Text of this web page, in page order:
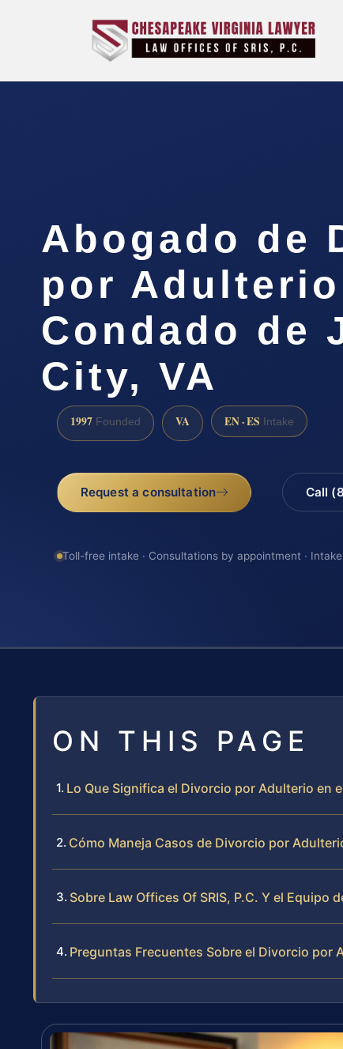
Abogado de
por
Condado de
City, VA
1997 Founded VA EN · ES Intake
Request a consultation Call
Toll-free intake · Consultations by appointment ·
ON THIS PAGE
Lo Que Significa el Divorcio por Adulterio en
Cómo Maneja Casos de Divorcio por
Sobre Law Offices Of SRIS, P.C. Y el Equipo
Preguntas Frecuentes Sobre el Divorcio por